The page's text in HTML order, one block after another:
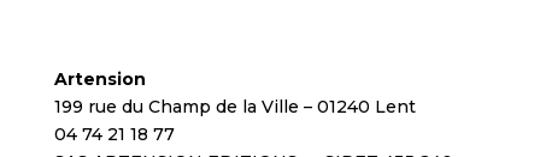
Artension
199 rue du Champ de la Ville – 01240 Lent
04 74 21 18 77